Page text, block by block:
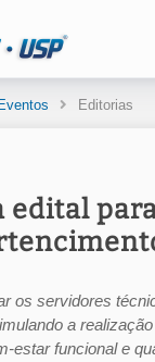
Editorias
edital
os servidores
a
estar funcional e